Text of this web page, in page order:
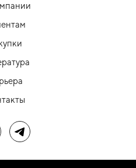
в ВКМы в Telegram